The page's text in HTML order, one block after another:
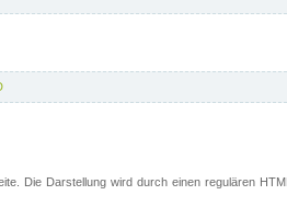
Die Darstellung wird durch einen regulären HTML